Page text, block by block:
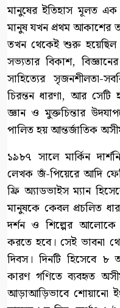
মানুষের ইতিহাস মূলত
মানুষ যখন প্রথম আকাশের
তখন থেকেই শুরু হয়েছিল
সভ্যতার বিকাশ,
সাহিত্যের সৃজনশীলতা-
চিরন্তন ধারণা, আর
জ্ঞান ও মুক্তচিন্তার
পালিত হয় আন্তর্জাতিক
১৯৮৭ সালে মার্কিন
লেখক জঁ-পিয়েরে আদি
ফ্রি অ্যাডভাইস ম্যান
মানুষকে কেবল প্রচলিত
দর্শন ও শিল্পের আলোকে
করতে হবে। সেই ভাবনা
দিবস। দিনটি হিসেবে ৮
কারণ গণিতে ব্যবহৃত
আড়াআড়িভাবে শোয়ানো